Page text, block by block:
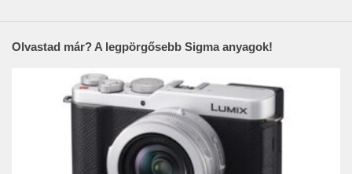
Olvastad már? A legpörgősebb Sigma anyagok!